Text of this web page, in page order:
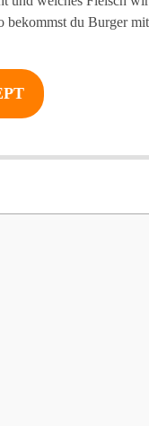
bekommst du Burger